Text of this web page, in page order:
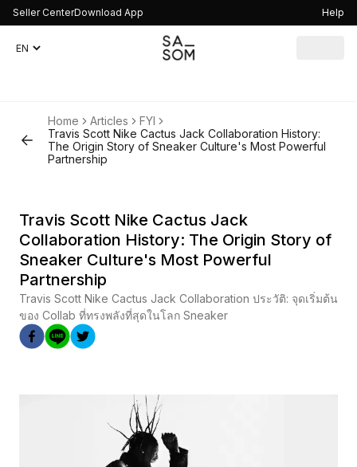
Seller CenterDownload App Help
Home Articles
FYI
Travis Scott Nike Cactus Jack Collaboration History:
The Origin Story of Sneaker Culture's Most Powerful
Partnership
Travis Scott Nike Cactus Jack
Collaboration History: The Origin Story of
Sneaker Culture's Most Powerful
Partnership
Travis Scott Nike Cactus Jack Collaboration ประวัติ: จุดเริ่มต้น
ของ Collab ที่ทรงพลังที่สุดในโลก Sneaker